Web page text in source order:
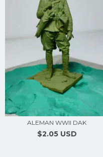
ALEMAN WWII DAK
$2.05 USD